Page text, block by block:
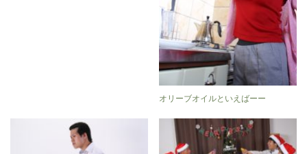
オリーブオイルといえばーー